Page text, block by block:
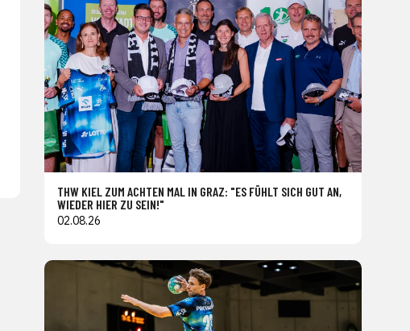
THW KIEL ZUM ACHTEN MAL IN GRAZ: "ES FÜHLT SICH GUT AN,
WIEDER HIER ZU SEIN!"
02.08.26